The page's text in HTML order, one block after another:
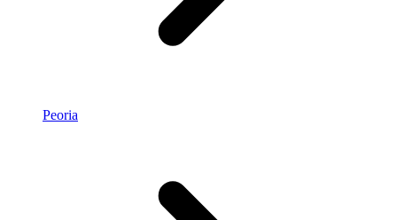
Peoria